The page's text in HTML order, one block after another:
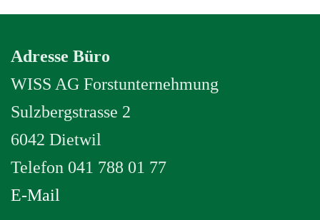
Adresse Büro
WISS AG Forstunternehmung
Sulzbergstrasse 2
6042 Dietwil
Telefon 041 788 01 77
E-Mail